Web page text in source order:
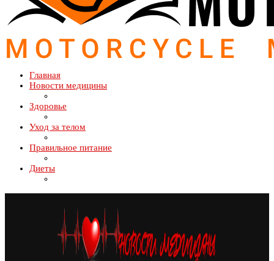
Главная
Новости медицины
Здоровье
Уход за телом
Правильное питание
Диеты